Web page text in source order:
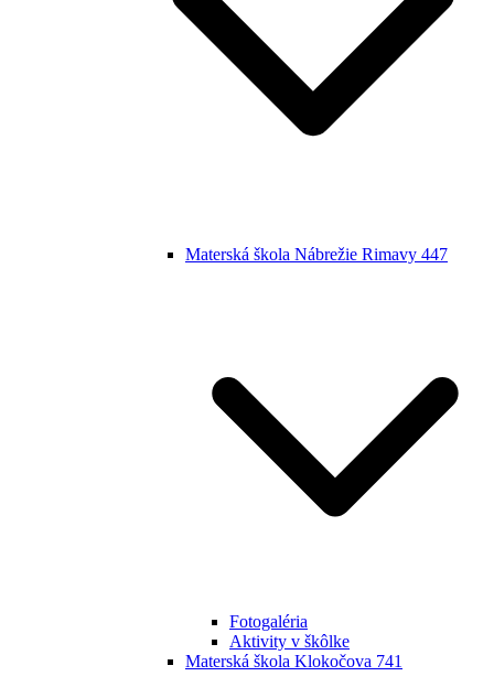
Materská škola Nábrežie Rimavy 447
Fotogaléria
Aktivity v škôlke
Materská škola Klokočova 741